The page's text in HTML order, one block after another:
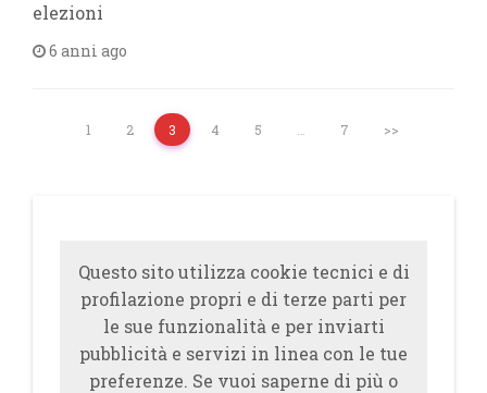
elezioni
6 anni ago
1 2 3 4 5 7 >>
Questo sito utilizza cookie tecnici e di
profilazione propri e di terze parti per
le sue funzionalità e per inviarti
pubblicità e servizi in linea con le tue
preferenze. Se vuoi saperne di più o